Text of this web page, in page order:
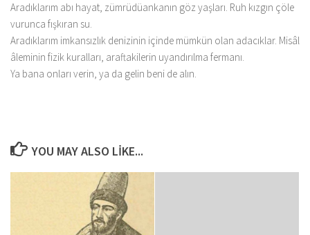
Aradıklarım abı hayat, zümrüdüankanın göz yaşları. Ruh kızgın çöle
vurunca fışkıran su.
Aradıklarım imkansızlık denizinin içinde mümkün olan adacıklar. Misâl
âleminin fizik kuralları, araftakilerin uyandırılma fermanı.
Ya bana onları verin, ya da gelin beni de alın.
YOU MAY ALSO LIKE...